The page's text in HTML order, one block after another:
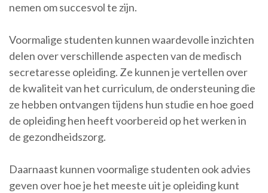
nemen om succesvol te zijn.
Voormalige studenten kunnen waardevolle inzichten
delen over verschillende aspecten van de medisch
secretaresse opleiding. Ze kunnen je vertellen over
de kwaliteit van het curriculum, de ondersteuning die
ze hebben ontvangen tijdens hun studie en hoe goed
de opleiding hen heeft voorbereid op het werken in
de gezondheidszorg.
Daarnaast kunnen voormalige studenten ook advies
geven over hoe je het meeste uit je opleiding kunt